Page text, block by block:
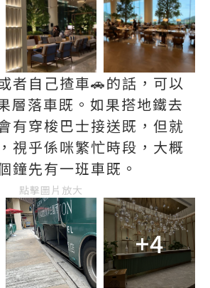
者自己揸車🚗的話，可以
層落車既。如果搭地鐵去
有穿梭巴士接送既，但就
視乎係咪繁忙時段，大概
鐘先有一班車既。
點擊圖片放大
+4